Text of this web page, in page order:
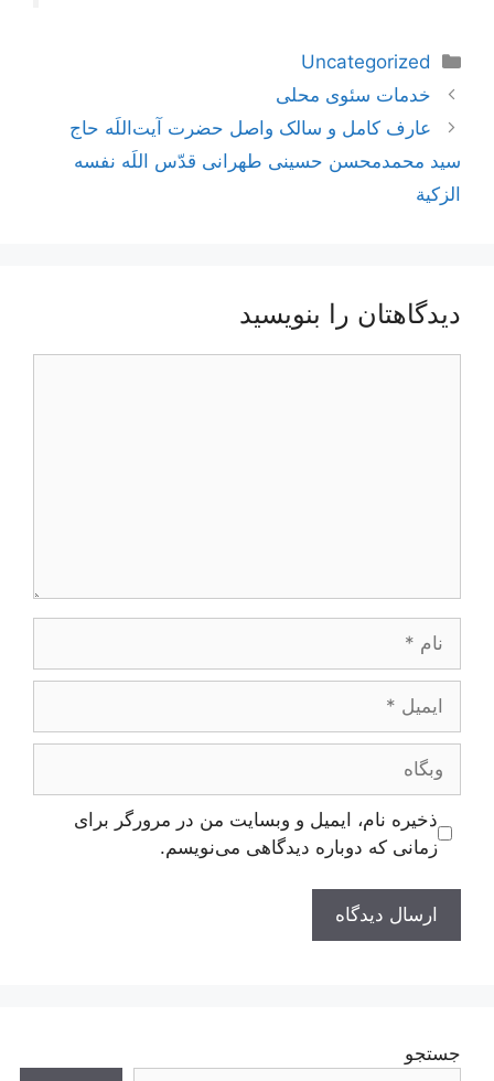
دسته‌ها
Uncategorized
ناوبری
نوشته‌ها
خدمات سئوی محلی
عارف کامل و سالک واصل حضرت آیت‌اللَه حاج
سید محمدمحسن حسینی طهرانی قدّس اللَه نفسه
الزکیة
دیدگاهتان را بنویسید
وبگاه
ذخیره نام، ایمیل و وبسایت من در مرورگر برای
زمانی که دوباره دیدگاهی می‌نویسم.
جستجو